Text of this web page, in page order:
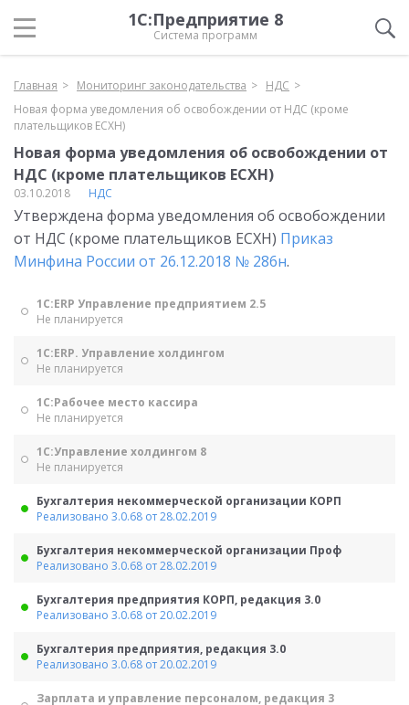
1С:Предприятие 8
Система программ
Главная Мониторинг законодательства
НДС
Новая форма уведомления об освобождении от НДС (кроме
плательщиков ЕСХН)
Новая форма уведомления об освобождении от
НДС (кроме плательщиков ЕСХН)
03.10.2018 НДС
Утверждена форма уведомления об освобождении
от НДС (кроме плательщиков ЕСХН) Приказ
Минфина России от 26.12.2018 № 286н.
1С:ERP Управление предприятием 2.5
Не планируется
1С:ERP. Управление холдингом
Не планируется
1С:Рабочее место кассира
Не планируется
1С:Управление холдингом 8
Не планируется
Бухгалтерия некоммерческой организации КОРП
Реализовано 3.0.68 от 28.02.2019
Бухгалтерия некоммерческой организации Проф
Реализовано 3.0.68 от 28.02.2019
Бухгалтерия предприятия КОРП, редакция 3.0
Реализовано 3.0.68 от 20.02.2019
Бухгалтерия предприятия, редакция 3.0
Реализовано 3.0.68 от 20.02.2019
Зарплата и управление персоналом, редакция 3